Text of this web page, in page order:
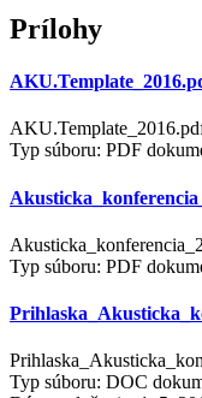
Prílohy
Typ súboru: PDF
Typ súboru: PDF
Typ súboru: DOC